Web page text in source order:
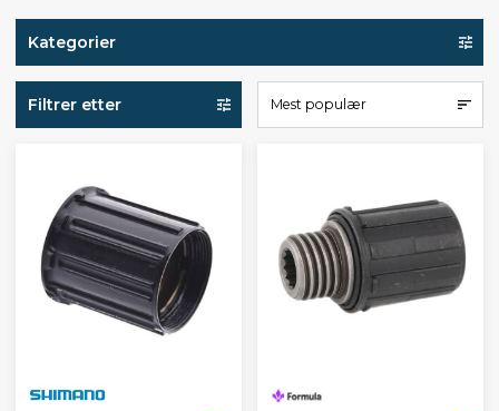
Kategorier
Filtrer etter Mest populær